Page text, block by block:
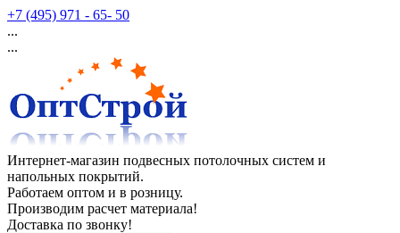
+7 (495) 971 - 65- 50
...
...
Интернет-магазин подвесных потолочных систем и
напольных покрытий.
Работаем оптом и в розницу.
Производим расчет материала!
Доставка по звонку!